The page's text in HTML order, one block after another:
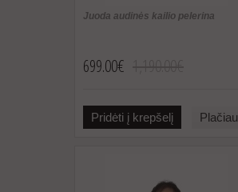
Juoda audinės kailio pelerina
699.00€
Pridėti į krepšelį Plačiau